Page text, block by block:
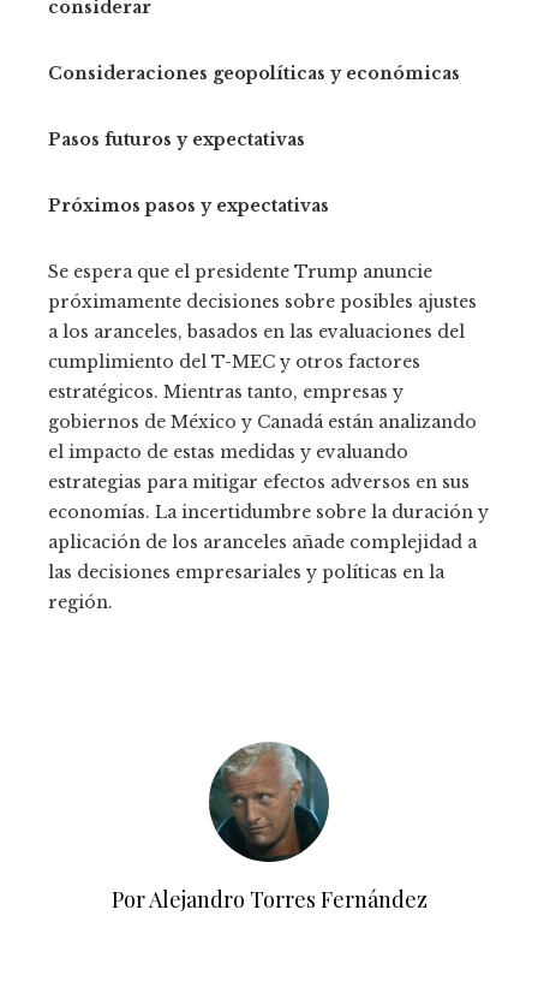
considerar
Consideraciones geopolíticas y económicas
Pasos futuros y expectativas
Próximos pasos y expectativas
Se espera que el presidente Trump anuncie
próximamente decisiones sobre posibles ajustes
a los aranceles, basados en las evaluaciones del
cumplimiento del T-MEC y otros factores
estratégicos. Mientras tanto, empresas y
gobiernos de México y Canadá están analizando
el impacto de estas medidas y evaluando
estrategias para mitigar efectos adversos en sus
economías. La incertidumbre sobre la duración y
aplicación de los aranceles añade complejidad a
las decisiones empresariales y políticas en la
región.
Por Alejandro Torres Fernández